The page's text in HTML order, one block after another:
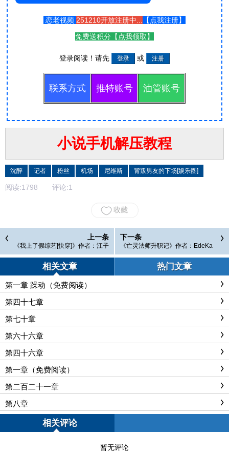
恋老视频 251210开放注册中... 【 点我注册】
免费送积分【 点我领取 】
登录阅读！ 请先 或
联系方式 推特账号 油管账号
小说手机解压教程
沈醉 记者 粉丝 机场 尼维斯 背叛男友的下场[娱乐圈]
阅读:1798 评论:1
上一条
《我上了假综艺[快穿]》作者：江子
归【完结】
下一条
《亡灵法师升职记》作者：EdeKa
【完结】
相关文章 热门文章
第一章 躁动（免费阅读）
第四十七章
第七十章
第六十六章
第四十六章
第一章（免费阅读）
第二百二十一章
第八章
相关评论
暂无评论